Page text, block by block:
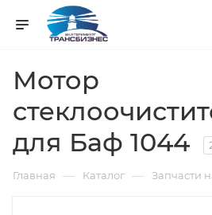
Мотор
для Баф 1044
Главная — Каталог — Запчасти